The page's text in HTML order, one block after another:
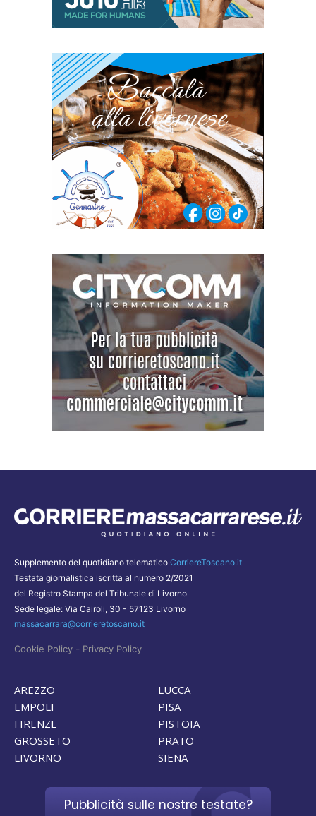
Supplemento del quotidiano telematico CorriereToscano.it
Testata giornalistica iscritta al numero 2/2021
del Registro Stampa del Tribunale di Livorno
Sede legale: Via Cairoli, 30 - 57123 Livorno
massacarrara@corrieretoscano.it
Cookie Policy - Privacy Policy
AREZZO
EMPOLI
FIRENZE
GROSSETO
LIVORNO
LUCCA
PISA
PISTOIA
PRATO
SIENA
Pubblicità sulle nostre testate?